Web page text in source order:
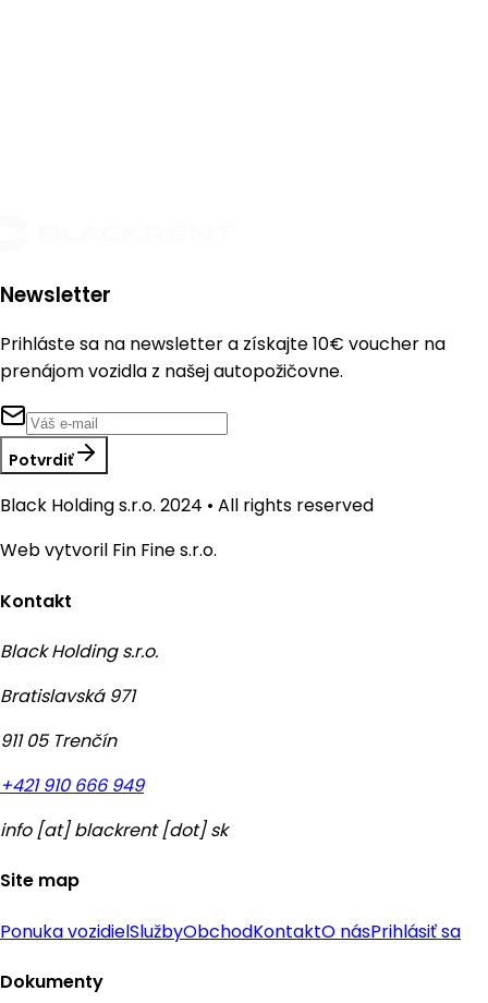
Newsletter
Prihláste sa na newsletter a získajte10€ voucher na
prenájom vozidla z našej autopožičovne.
Potvrdiť
Black Holding s.r.o. 2024 • All rights reserved
Web vytvoril Fin Fine s.r.o.
Kontakt
Black Holding s.r.o.
Bratislavská 971
911 05 Trenčín
+421 910 666 949
info[at]blackrent [dot] sk
Site map
Ponuka vozidielSlužbyObchodKontaktO násPrihlásiť sa
Dokumenty